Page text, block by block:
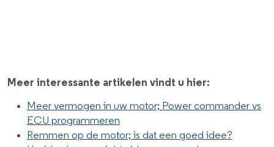
Meer interessante artikelen vindt u hier:
Meer vermogen in uw motor; Power commander vs
ECU programmeren
Remmen op de motor; is dat een goed idee?